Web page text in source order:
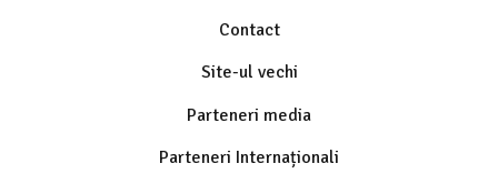
Contact
Site-ul vechi
Parteneri media
Parteneri Internaționali